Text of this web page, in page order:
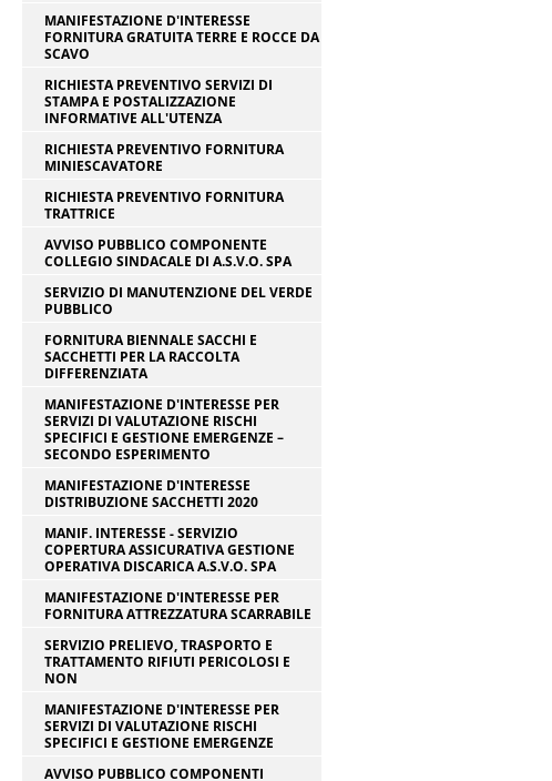
MANIFESTAZIONE D'INTERESSE
FORNITURA GRATUITA TERRE E ROCCE DA
SCAVO
RICHIESTA PREVENTIVO SERVIZI DI
STAMPA E POSTALIZZAZIONE
INFORMATIVE ALL'UTENZA
RICHIESTA PREVENTIVO FORNITURA
MINIESCAVATORE
RICHIESTA PREVENTIVO FORNITURA
TRATTRICE
AVVISO PUBBLICO COMPONENTE
COLLEGIO SINDACALE DI A.S.V.O. SPA
SERVIZIO DI MANUTENZIONE DEL VERDE
PUBBLICO
FORNITURA BIENNALE SACCHI E
SACCHETTI PER LA RACCOLTA
DIFFERENZIATA
MANIFESTAZIONE D'INTERESSE PER
SERVIZI DI VALUTAZIONE RISCHI
SPECIFICI E GESTIONE EMERGENZE –
SECONDO ESPERIMENTO
MANIFESTAZIONE D'INTERESSE
DISTRIBUZIONE SACCHETTI 2020
MANIF. INTERESSE - SERVIZIO
COPERTURA ASSICURATIVA GESTIONE
OPERATIVA DISCARICA A.S.V.O. SPA
MANIFESTAZIONE D'INTERESSE PER
FORNITURA ATTREZZATURA SCARRABILE
SERVIZIO PRELIEVO, TRASPORTO E
TRATTAMENTO RIFIUTI PERICOLOSI E
NON
MANIFESTAZIONE D'INTERESSE PER
SERVIZI DI VALUTAZIONE RISCHI
SPECIFICI E GESTIONE EMERGENZE
AVVISO PUBBLICO COMPONENTI